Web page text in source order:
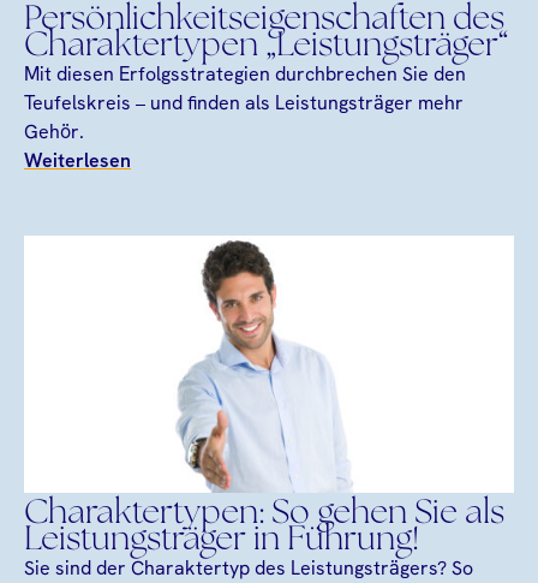
Persönlichkeitseigenschaften des
Charaktertypen „Leistungsträger“
Mit diesen Erfolgsstrategien durchbrechen Sie den
Teufelskreis – und finden als Leistungsträger mehr
Gehör.
Weiterlesen
Charaktertypen: So gehen Sie als
Leistungsträger in Führung!
Sie sind der Charaktertyp des Leistungsträgers? So